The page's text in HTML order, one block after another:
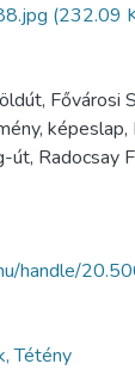
(232.09
Fővárosi
képeslap,
út, Radocsay
handle/
Tétény